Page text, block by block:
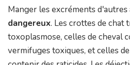
Manger les excréments d'autres
dangereux. Les crottes de chat
toxoplasmose, celles de cheval
vermifuges toxiques, et celles